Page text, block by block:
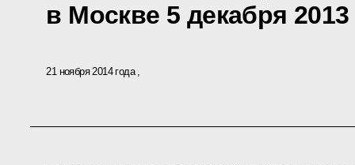
в Москве 5 декабря 2013
21 ноября 2014 года